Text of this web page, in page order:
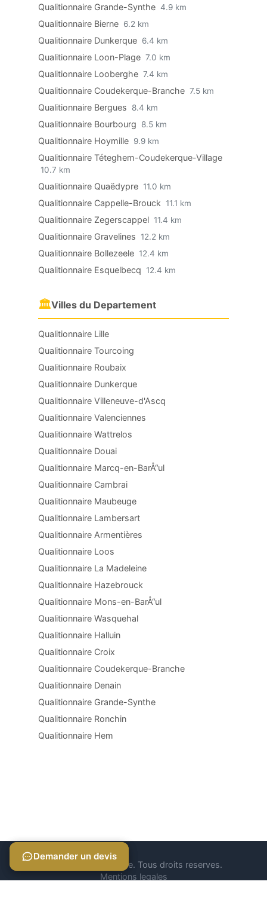
Qualitionnaire Grande-Synthe 4.9 km
Qualitionnaire Bierne 6.2 km
Qualitionnaire Dunkerque 6.4 km
Qualitionnaire Loon-Plage 7.0 km
Qualitionnaire Looberghe 7.4 km
Qualitionnaire Coudekerque-Branche 7.5 km
Qualitionnaire Bergues 8.4 km
Qualitionnaire Bourbourg 8.5 km
Qualitionnaire Hoymille 9.9 km
Qualitionnaire Téteghem-Coudekerque-Village
10.7 km
Qualitionnaire Quaëdypre 11.0 km
Qualitionnaire Cappelle-Brouck 11.1 km
Qualitionnaire Zegerscappel 11.4 km
Qualitionnaire Gravelines 12.2 km
Qualitionnaire Bollezeele 12.4 km
Qualitionnaire Esquelbecq 12.4 km
🏛Villes du Departement
Qualitionnaire Lille
Qualitionnaire Tourcoing
Qualitionnaire Roubaix
Qualitionnaire Dunkerque
Qualitionnaire Villeneuve-d'Ascq
Qualitionnaire Valenciennes
Qualitionnaire Wattrelos
Qualitionnaire Douai
Qualitionnaire Marcq-en-BarÅ“ul
Qualitionnaire Cambrai
Qualitionnaire Maubeuge
Qualitionnaire Lambersart
Qualitionnaire Armentières
Qualitionnaire Loos
Qualitionnaire La Madeleine
Qualitionnaire Hazebrouck
Qualitionnaire Mons-en-BarÅ“ul
Qualitionnaire Wasquehal
Qualitionnaire Halluin
Qualitionnaire Croix
Qualitionnaire Coudekerque-Branche
Qualitionnaire Denain
Qualitionnaire Grande-Synthe
Qualitionnaire Ronchin
Qualitionnaire Hem
© 2026 Qualitionnaire. Tous droits reserves.
Mentions legales
Demander un devis
Demander un devis